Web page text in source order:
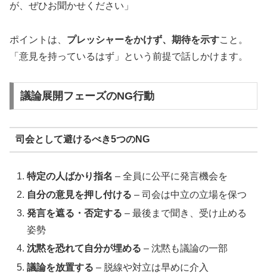
が、ぜひお聞かせください」
ポイントは、 プレッシャーをかけず、期待を示すこと。
「意見を持っているはず」という前提で話しかけます。
議論展開フェーズのNG行動
司会として避けるべき5つのNG
特定の人ばかり指名 – 全員に公平に発言機会を
自分の意見を押し付ける – 司会は中立の立場を保つ
発言を遮る・否定する – 最後まで聞き、受け止める
姿勢
沈黙を恐れて自分が埋める – 沈黙も議論の一部
議論を放置する – 脱線や対立は早めに介入